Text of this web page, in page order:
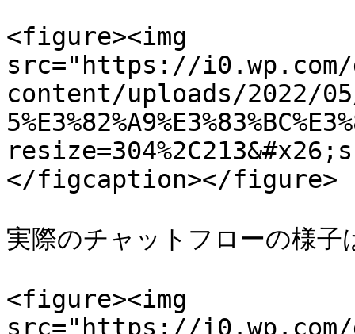
<figure><img
src="https://
content/uploads/2022/05/
</figcaption></figure>
実際のチャットフローの様
<figure><img
src="https://